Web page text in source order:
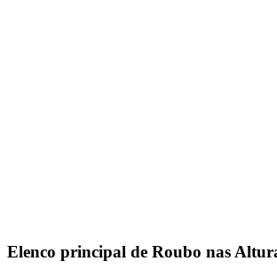
Elenco principal de Roubo nas